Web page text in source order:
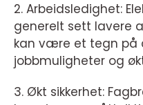
2. Arbeidsledighet:
generelt sett lavere
kan være et tegn på
jobbmuligheter og
3. Økt sikkerhet: